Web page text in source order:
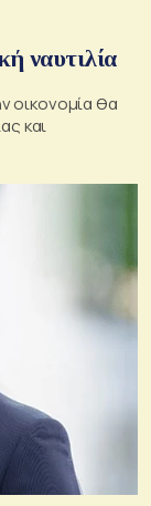
ναυτιλία
οικονομία θα
και